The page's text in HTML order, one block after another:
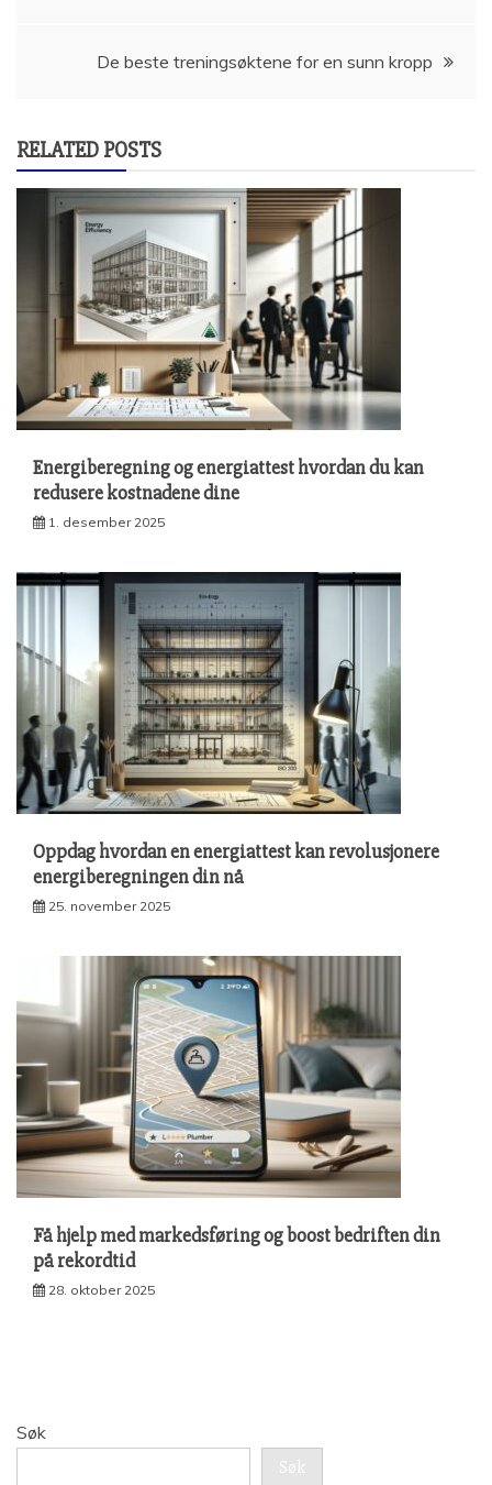
De beste treningsøktene for en sunn kropp
RELATED POSTS
Energiberegning og energiattest hvordan du kan
redusere kostnadene dine
1. desember 2025
Oppdag hvordan en energiattest kan revolusjonere
energiberegningen din nå
25. november 2025
Få hjelp med markedsføring og boost bedriften din
på rekordtid
28. oktober 2025
Søk
Søk